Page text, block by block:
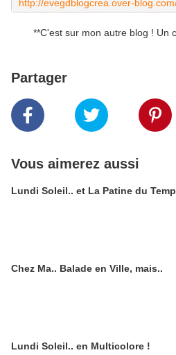
**C'est sur mon autre blog ! Un
Partager
Vous aimerez aussi
Lundi Soleil.. et La Patine du
Chez Ma.. Balade en Ville, mais..
Lundi Soleil.. en Multicolore !